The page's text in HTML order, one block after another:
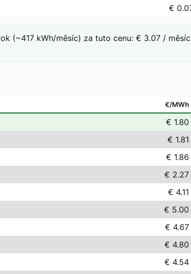
€
(~417 kWh/měsíc) za tuto cenu: € 3.07 /
€/MWh
€ 1.80
€ 1.81
€ 1.86
€ 2.27
€ 4.11
€ 5.00
€ 4.67
€ 4.80
€ 4.54